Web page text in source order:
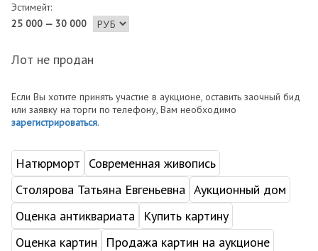
Эстимейт:
25 000 — 30 000
Лот не продан
Если Вы хотите принять участие в аукционе, оставить заочный бид
или заявку на торги по телефону, Вам необходимо
зарегистрироваться.
Натюрморт
Современная живопись
Столярова Татьяна Евгеньевна Аукционный дом
Оценка антиквариата
Купить картину
Оценка картин
Продажа картин на аукционе